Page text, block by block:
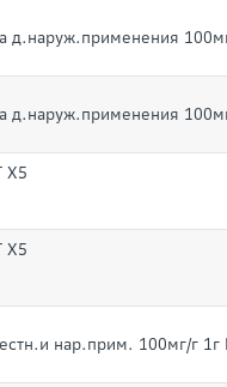
д.наруж.применения
д.наруж.применения
Х5
Х5
нар.прим. 100мг/г